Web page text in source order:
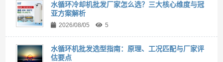
水循环冷却机批发厂家怎么选？三大核心维度与冠
亚方案解析
2026/08/05 5
水循环机批发选型指南：原理、工况匹配与厂家评
估要点